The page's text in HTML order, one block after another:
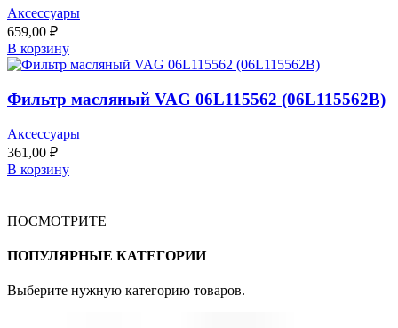
Аксессуары
659,00 ₽
В корзину
Фильтр масляный VAG 06L115562 (06L115562B)
Аксессуары
361,00 ₽
В корзину
ПОСМОТРИТЕ
ПОПУЛЯРНЫЕ КАТЕГОРИИ
Выберите нужную категорию товаров.